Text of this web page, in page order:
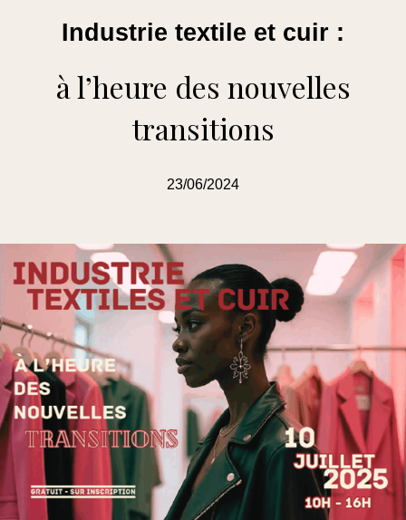
Industrie textile et cuir :
à l’heure des nouvelles
transitions
23/06/2024